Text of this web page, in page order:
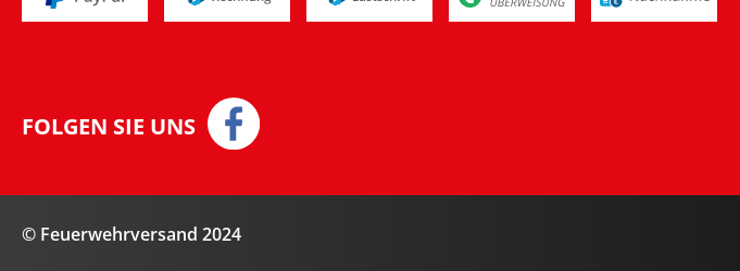
FOLGEN SIE UNS
© Feuerwehrversand 2024